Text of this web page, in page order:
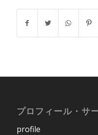
プロフィール・サ
profile